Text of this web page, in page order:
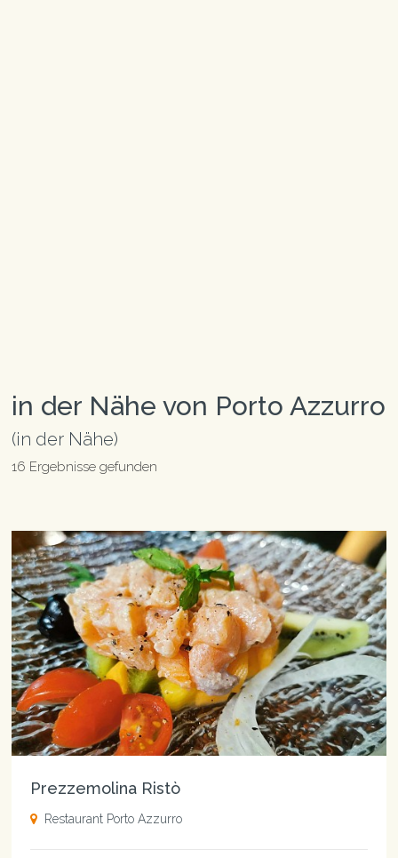
in der Nähe von Porto Azzurro
(in der Nähe)
16 Ergebnisse gefunden
Prezzemolina Ristò
Restaurant Porto Azzurro